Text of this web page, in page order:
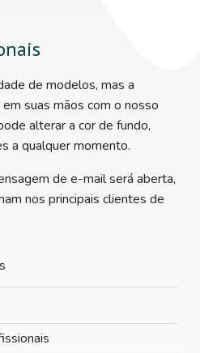
de modelos, mas a
suas mãos com o nosso
alterar a cor de fundo,
a qualquer momento.
de e-mail será aberta,
nos principais clientes de